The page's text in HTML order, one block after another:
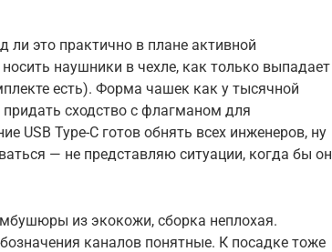
ли это практично в плане активной
наушники в чехле, как только выпадает
есть). Форма чашек как у тысячной
сходство с флагманом для
USB Type-C готов обнять всех инженеров, ну
— не представляю ситуации, когда бы он
из экокожи, сборка неплохая.
каналов понятные. К посадке тоже